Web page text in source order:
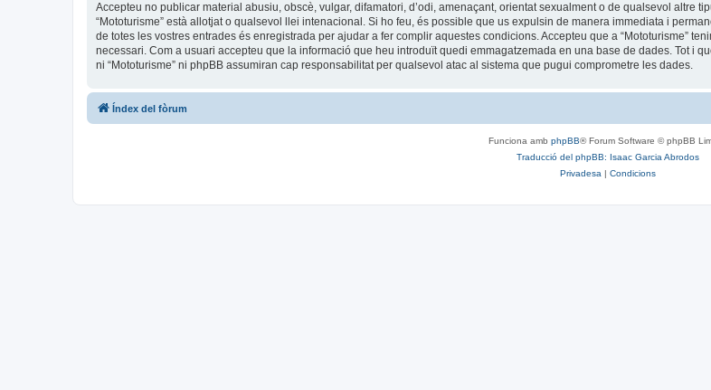
Accepteu no publicar material abusiu, obscè, vulgar, difamatori, d’odi, amenaçant, orientat sexualment o de qualsevol altre
“Mototurisme” està allotjat o qualsevol llei intenacional. Si ho feu, és possible que us expulsin de manera immediata i
de totes les vostres entrades és enregistrada per ajudar a fer complir aquestes condicions. Accepteu que a “Mototurisme”
necessari. Com a usuari accepteu que la informació que heu introduït quedi emmagatzemada en una base de dades. Tot i
ni “Mototurisme” ni phpBB assumiran cap responsabilitat per qualsevol atac al sistema que pugui comprometre les dades.
Índex del fòrum
Funciona amb phpBB® Forum Software © phpBB
Traducció del phpBB: Isaac Garcia Abrodos
Privadesa | Condicions